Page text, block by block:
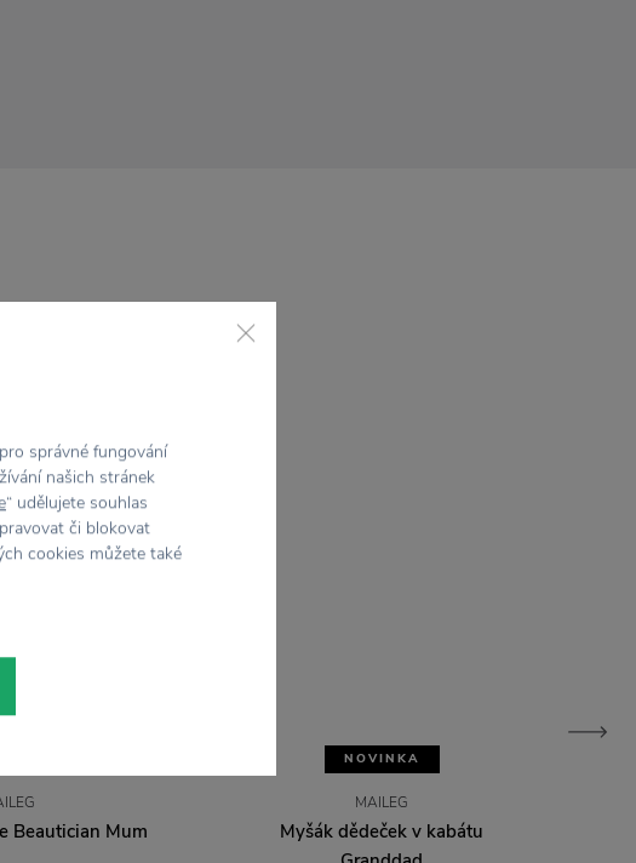
Beautician Mum
NOVINKA
MAILEG
Myšák dědeček v kabátu
správné fungování
našich stránek
“ udělujete souhlas
či blokovat
cookies můžete také